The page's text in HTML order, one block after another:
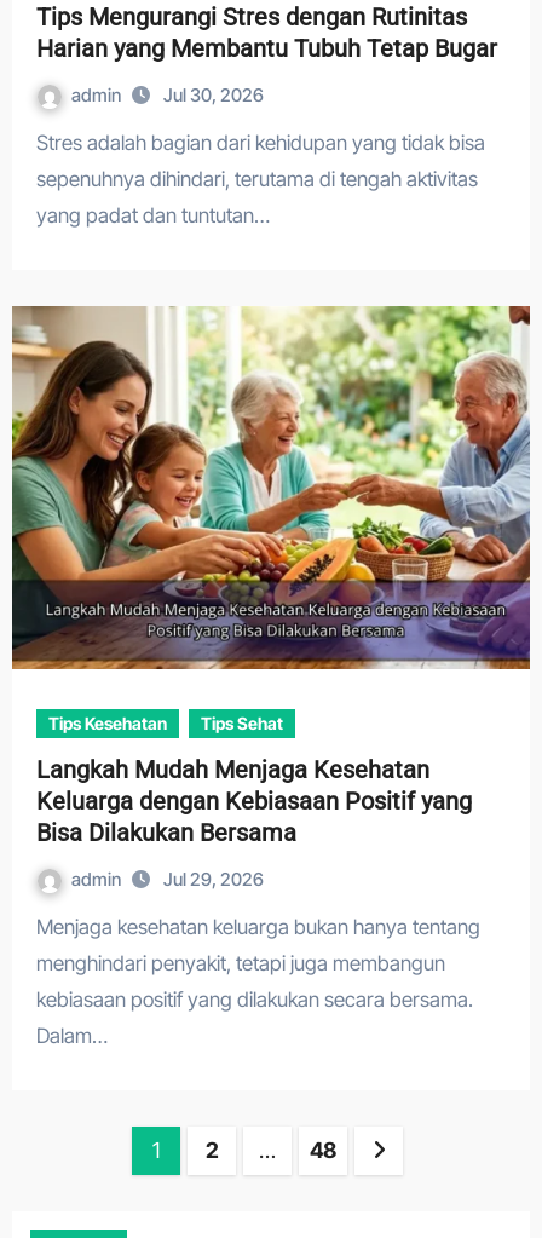
Tips Mengurangi Stres dengan Rutinitas
Harian yang Membantu Tubuh Tetap Bugar
admin Jul 30, 2026
Stres adalah bagian dari kehidupan yang tidak bisa
sepenuhnya dihindari, terutama di tengah aktivitas
yang padat dan tuntutan…
Tips Kesehatan Tips Sehat
Langkah Mudah Menjaga Kesehatan
Keluarga dengan Kebiasaan Positif yang
Bisa Dilakukan Bersama
admin Jul 29, 2026
Menjaga kesehatan keluarga bukan hanya tentang
menghindari penyakit, tetapi juga membangun
kebiasaan positif yang dilakukan secara bersama.
Dalam…
Paginasi
1 2 … 48